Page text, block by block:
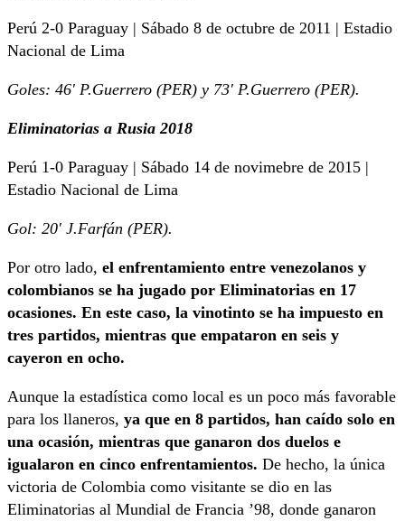
Perú 2-0 Paraguay | Sábado 8 de octubre de 2011 | Estadio
Nacional de Lima
Goles: 46′ P.Guerrero (PER) y 73′ P.Guerrero (PER).
Eliminatorias a Rusia 2018
Perú 1-0 Paraguay | Sábado 14 de novimebre de 2015 |
Estadio Nacional de Lima
Gol: 20′ J.Farfán (PER).
Por otro lado, el enfrentamiento entre venezolanos y
colombianos se ha jugado por Eliminatorias en 17
ocasiones. En este caso, la vinotinto se ha impuesto en
tres partidos, mientras que empataron en seis y
cayeron en ocho.
Aunque la estadística como local es un poco más favorable
para los llaneros, ya que en 8 partidos, han caído solo en
una ocasión, mientras que ganaron dos duelos e
igualaron en cinco enfrentamientos. De hecho, la única
victoria de Colombia como visitante se dio en las
Eliminatorias al Mundial de Francia ’98, donde ganaron